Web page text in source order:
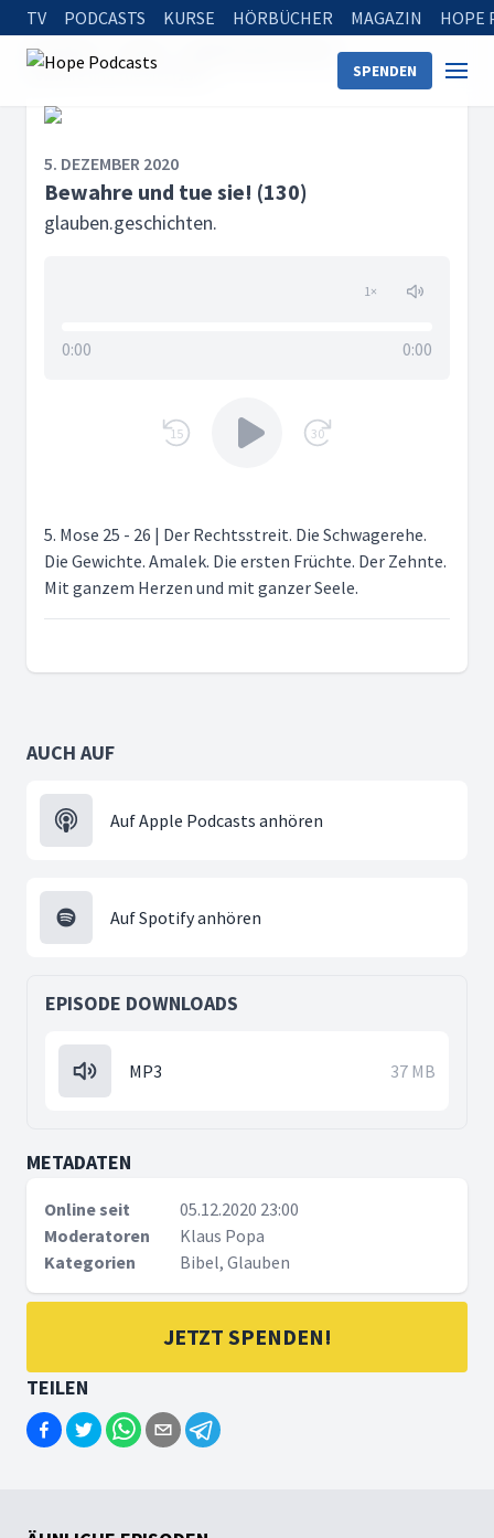
TV PODCASTS KURSE HÖRBÜCHER MAGAZIN HOPE
SPENDEN
Startseite
glauben.geschichten.
Bewahre und tue sie! (130)
5. DEZEMBER 2020
Bewahre und tue sie! (130)
glauben.geschichten.
1×
0:00 0:00
15 30
5. Mose 25 - 26 | Der Rechtsstreit. Die Schwagerehe.
Die Gewichte. Amalek. Die ersten Früchte. Der Zehnte.
Mit ganzem Herzen und mit ganzer Seele.
AUCH AUF
Auf Apple Podcasts anhören
Auf Spotify anhören
EPISODE DOWNLOADS
MP3 37 MB
METADATEN
Online seit
05.12.2020 23:00
Moderatoren
Klaus Popa
Kategorien
Bibel, Glauben
JETZT SPENDEN!
TEILEN